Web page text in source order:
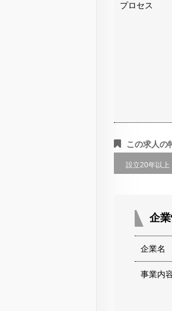
プロセス
この求人の
設立20年以上
企
企業名
事業内